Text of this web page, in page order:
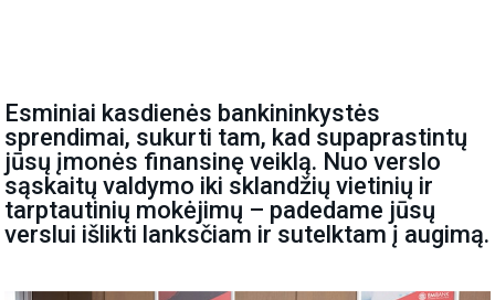
Esminiai kasdienės bankininkystės
sprendimai, sukurti tam, kad supaprastintų
jūsų įmonės finansinę veiklą. Nuo verslo
sąskaitų valdymo iki sklandžių vietinių ir
tarptautinių mokėjimų – padedame jūsų
verslui išlikti lanksčiam ir sutelktam į augimą.